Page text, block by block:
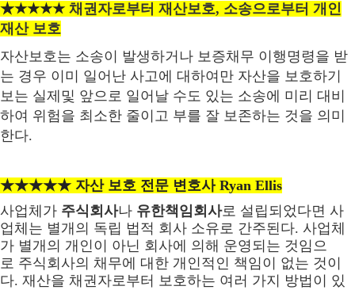
★★★★★ 채권자로부터 재산보호, 소송으로부터 개인
재산 보호
자산보호는 소송이 발생하거나 보증채무 이행명령을 받
는 경우 이미 일어난 사고에 대하여만 자산을 보호하기
보는 실제 및 앞으로 일어날 수도 있는 소송에 미리 대비
하여 위험을 최소한 줄이고 부를 잘 보존하는 것을 의미
한다.
★★★★★ 자산 보호 전문 변호사 Ryan Ellis
사업체가 주식회사나 유한책임회사로 설립되었다면 사
업체는 별개의 독립 법적 회사 소유로 간주된다. 사업체
가 별개의 개인이 아닌 회사에 의해 운영되는 것임으
로 주식회사의 채무에 대한 개인적인 책임이 없는 것이
다. 재산을 채권자로부터 보호하는 여러 가지 방법이
있